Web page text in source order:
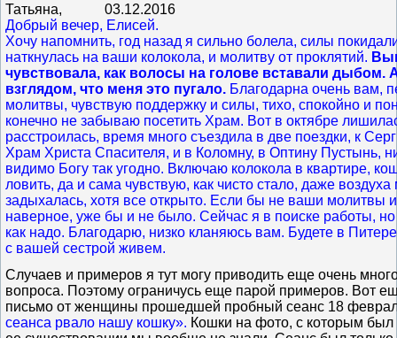
Татьяна, 03.12.2016
Добрый вечер, Елисей.
Хочу напомнить, год назад я сильно болела, силы
наткнулась на ваши колокола, и молитву от проклятий.
чувствовала, как волосы на голове вставали дыбом.
взглядом, что меня это пугало. Благодарна очень вам,
молитвы, чувствую поддержку и силы, тихо, спокойно и
конечно не забываю посетить Храм. Вот в октябре
расстроилась, время много съездила в две поездки, к
Храм Христа Спасителя, и в Коломну, в Оптину Пустынь,
видимо Богу так угодно. Включаю колокола в квартире,
ловить, да и сама чувствую, как чисто стало, даже
задыхалась, хотя все открыто. Если бы не ваши молитвы
наверное, уже бы и не было. Сейчас я в поиске работы, но
как надо. Благодарю, низко кланяюсь вам. Будете в
с вашей сестрой живем.
Случаев и примеров я тут могу приводить еще очень
вопроса. Поэтому ограничусь еще парой примеров. Вот
письмо от женщины прошедшей пробный сеанс 18
сеанса рвало нашу кошку». Кошки на фото, с которым